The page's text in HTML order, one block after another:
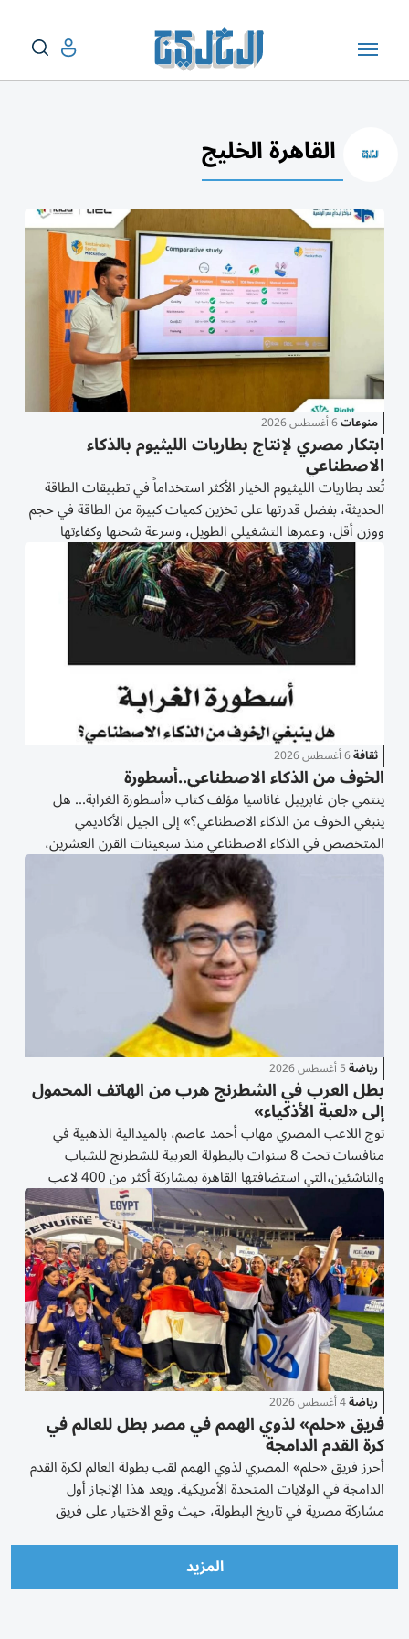
القاهرة الخليج
منوعات6 أغسطس 2026
ابتكار مصري لإنتاج بطاريات الليثيوم بالذكاء
الاصطناعي
تُعد بطاريات الليثيوم الخيار الأكثر استخداماً في تطبيقات الطاقة
الحديثة، بفضل قدرتها على تخزين كميات كبيرة من الطاقة في حجم
ووزن أقل، وعمرها التشغيلي الطويل، وسرعة شحنها وكفاءتها
المرتفعة مقارنة بالبطاريات التقليدية، وهو ما يجعلها عنصراً أساسياً
في التوسع بمجالات النقل...
ثقافة6 أغسطس 2026
الخوف من الذكاء الاصطناعي..أسطورة
ينتمي جان غابرييل غاناسيا مؤلف كتاب «أسطورة الغرابة... هل
ينبغي الخوف من الذكاء الاصطناعي؟» إلى الجيل الأكاديمي
المتخصص في الذكاء الاصطناعي منذ سبعينات القرن العشرين،
ولذلك، فإن كتابه لا يصدر عن خوف تقني أو رفض للتقدم العلمي؛
بل عن موقف نقدي عقلاني يسعى إلى التمييز بين...
رياضة5 أغسطس 2026
بطل العرب في الشطرنج هرب من الهاتف المحمول
إلى «لعبة الأذكياء»
توج اللاعب المصري مهاب أحمد عاصم، بالميدالية الذهبية في
منافسات تحت 8 سنوات بالبطولة العربية للشطرنج للشباب
والناشئين،التي استضافتها القاهرة بمشاركة أكثر من 400 لاعب
ولاعبة يمثلون 18 دولة عربية. نجح البطل الصغير البالغ من العمر
سبع سنوات، في انتزاع الميدالية الذهبية في فئة...
رياضة4 أغسطس 2026
فريق «حلم» لذوي الهمم في مصر بطل للعالم في
كرة القدم الدامجة
أحرز فريق «حلم» المصري لذوي الهمم لقب بطولة العالم لكرة القدم
الدامجة في الولايات المتحدة الأمريكية. ويعد هذا الإنجاز أول
مشاركة مصرية في تاريخ البطولة، حيث وقع الاختيار على فريق
تعكس أهمية تمكين الأشخاص ذوي...
المزيد